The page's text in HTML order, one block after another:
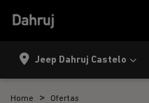
Jeep Dahruj Castelo
Home Ofertas